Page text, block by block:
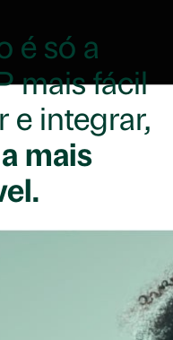
é só a
mais fácil
e integrar,
mais